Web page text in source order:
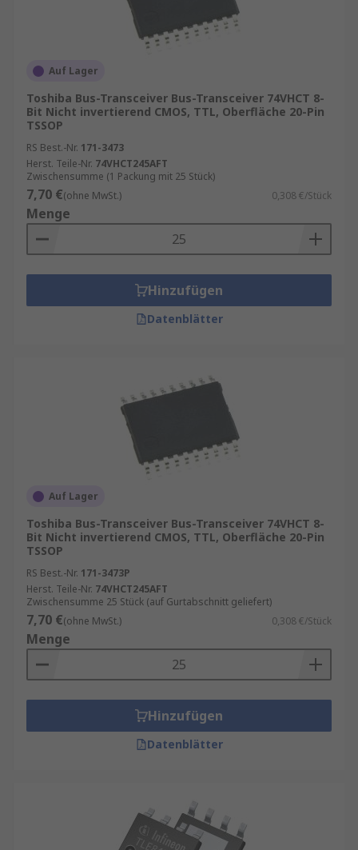
Auf Lager
Toshiba Bus-Transceiver Bus-Transceiver 74VHCT 8-
Bit Nicht invertierend CMOS, TTL, Oberfläche 20-Pin
TSSOP
RS Best.-Nr. 171-3473
Herst. Teile-Nr. 74VHCT245AFT
Zwischensumme (1 Packung mit 25 Stück)
7,70 €(ohne MwSt.) 0,308 €/Stück
Menge
Hinzufügen
Datenblätter
Auf Lager
Toshiba Bus-Transceiver Bus-Transceiver 74VHCT 8-
Bit Nicht invertierend CMOS, TTL, Oberfläche 20-Pin
TSSOP
RS Best.-Nr. 171-3473P
Herst. Teile-Nr. 74VHCT245AFT
Zwischensumme 25 Stück (auf Gurtabschnitt geliefert)
7,70 €(ohne MwSt.) 0,308 €/Stück
Menge
Hinzufügen
Datenblätter